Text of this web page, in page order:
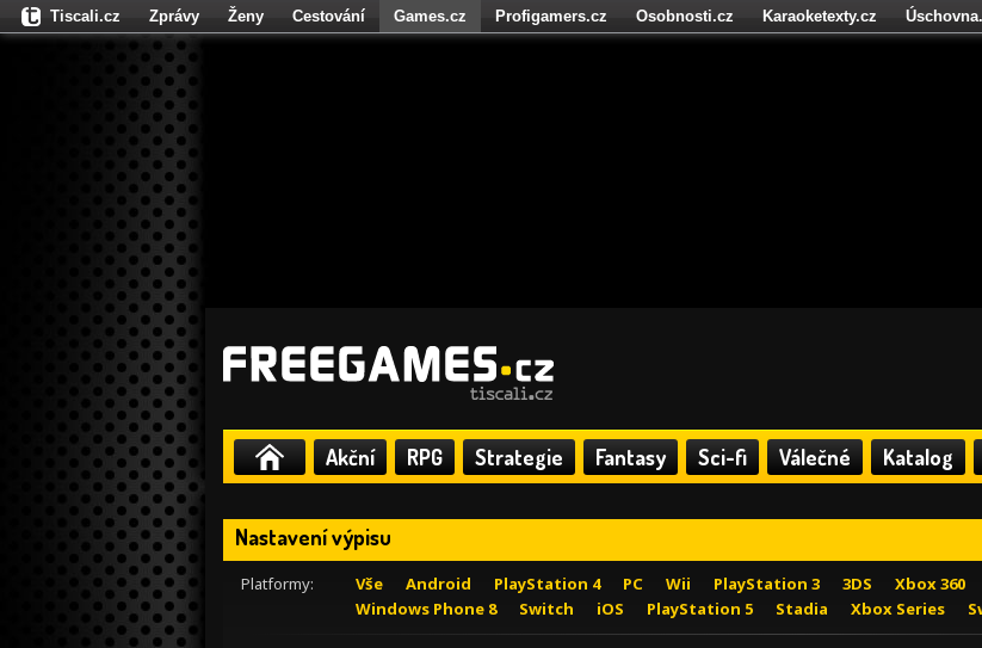
Akční RPG Strategie Fantasy Sci-fi Válečné Katalog
Nastavení výpisu
Platformy: Vše Android PlayStation 4 PC Wii PlayStation 3 3DS Xbox 360
Windows Phone 8
Switch iOS PlayStation 5 Stadia Xbox Series
Tiscali.cz Zprávy Ženy Cestování Games.cz Profigamers.cz Osobnosti.cz Karaoketexty.cz
Fights.cz